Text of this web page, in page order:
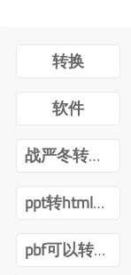
转换
软件
战严冬转观念ppt
ppt转html技术
pbf可以转ppt吗